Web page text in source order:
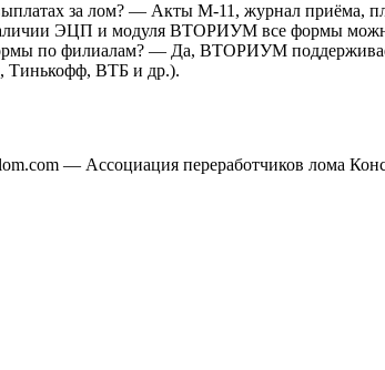
за лом? — Акты М-11, журнал приёма,
ЭЦП и модуля ВТОРИУМ все формы
по филиалам? — Да, ВТОРИУМ
Тинькофф, ВТБ и др.).
— Ассоциация переработчиков лома